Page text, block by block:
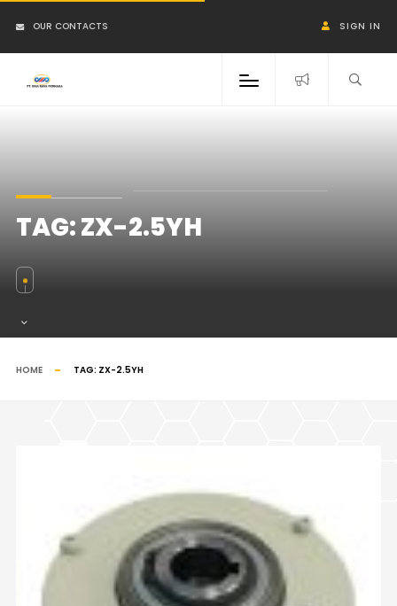
OUR CONTACTS SIGN IN
TAG:ZX-2.5YH
HOME TAG: ZX-2.5YH